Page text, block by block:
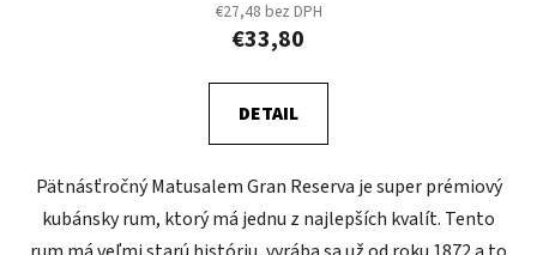
€27,48 bez DPH
€33,80
DETAIL
Pätnásťročný Matusalem Gran Reserva je super prémiový
kubánsky rum, ktorý má jednu z najlepších kvalít. Tento